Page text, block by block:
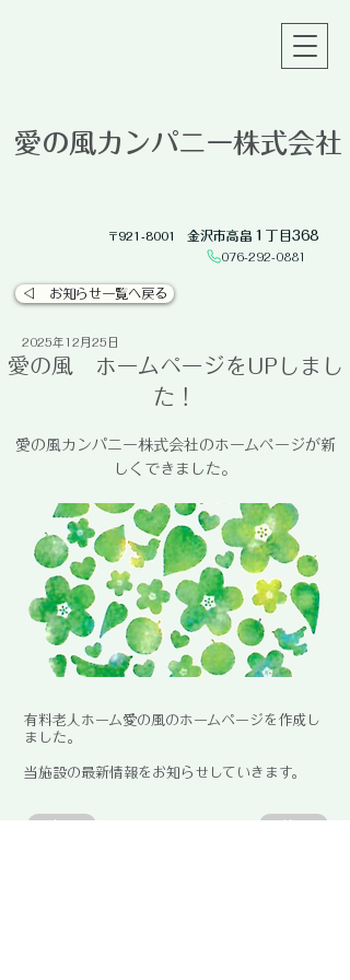
076-292-0881​
​〒921-8001 金沢市高畠１丁目368
愛の風カンパニー株式会社
◁ お知らせ一覧へ戻る
2025年12月25日
愛の風 ホームページをUPしまし
た！
愛の風カンパニー株式会社のホームページが新
しくできました。
有料老人ホーム愛の風のホームページを作成し
ました。
当施設の最新情報をお知らせしていきます。